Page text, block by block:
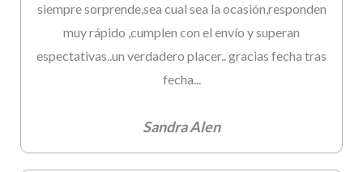
siempre sorprende,sea cual sea la ocasión,responden
muy rápido ,cumplen con el envío y superan
espectativas..un verdadero placer.. gracias fecha tras
fecha...
Sandra Alen